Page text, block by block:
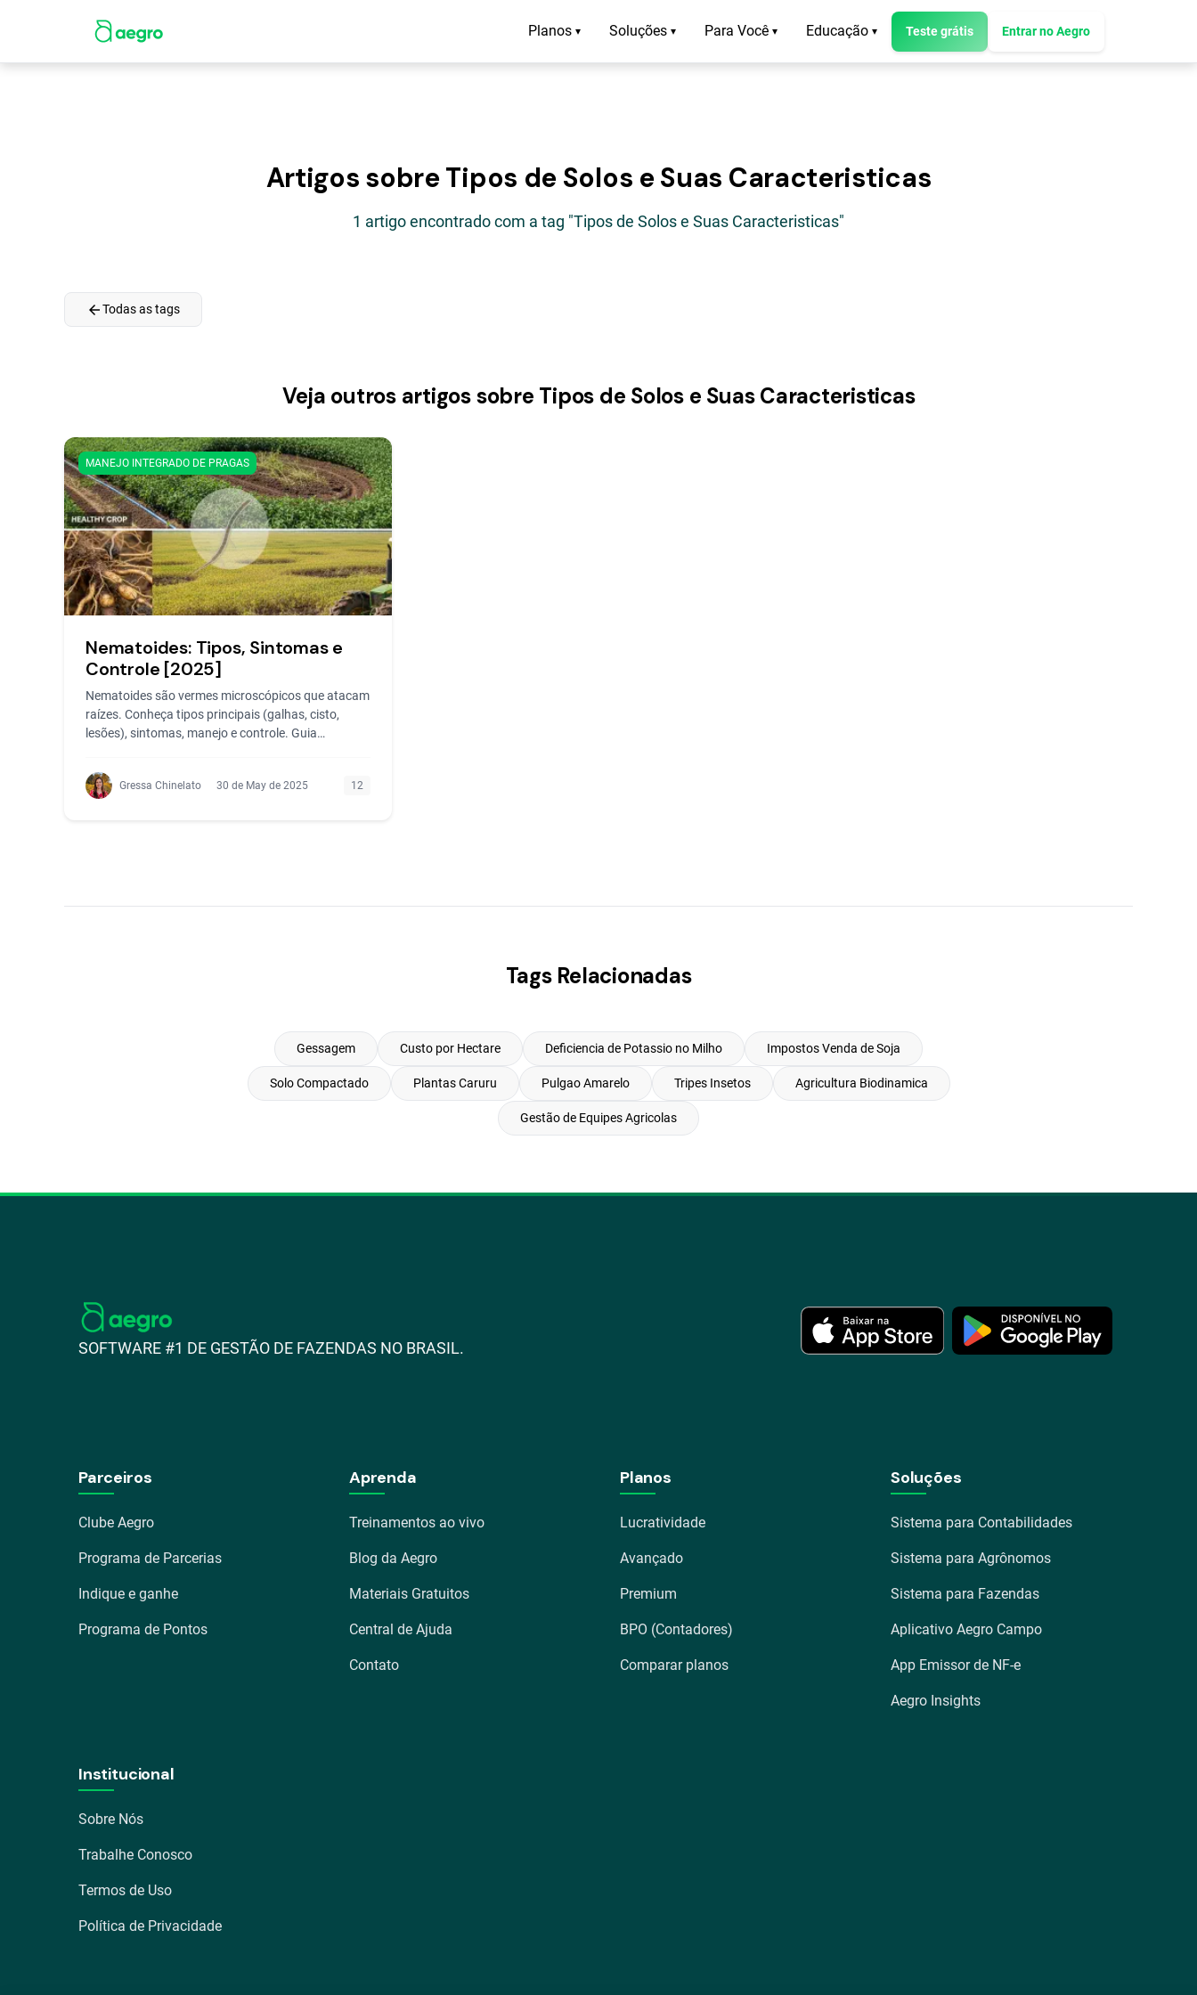
Planos ▾ Soluções ▾ Para Você ▾ Educação ▾ Teste grátis Entrar no Aegro
Artigos sobre Tipos de Solos e Suas Caracteristicas
1 artigo encontrado com a tag "Tipos de Solos e Suas Caracteristicas"
arrow_backTodas as tags
Veja outros artigos sobre Tipos de Solos e Suas Caracteristicas
MANEJO INTEGRADO DE PRAGAS
Nematoides: Tipos, Sintomas e
Controle [2025]
Nematoides são vermes microscópicos que atacam
raízes. Conheça tipos principais (galhas, cisto,
lesões), sintomas, manejo e controle. Guia
Gressa Chinelato 30 de May de 2025 12
Tags Relacionadas
Gessagem Custo por Hectare Deficiencia de Potassio no Milho Impostos Venda de Soja
Solo Compactado Plantas Caruru Pulgao Amarelo Tripes Insetos Agricultura Biodinamica
Gestão de Equipes Agricolas
SOFTWARE #1 DE GESTÃO DE FAZENDAS NO BRASIL.
Parceiros
Clube Aegro
Programa de Parcerias
Indique e ganhe
Programa de Pontos
Aprenda
Treinamentos ao vivo
Blog da Aegro
Materiais Gratuitos
Central de Ajuda
Contato
Planos
Lucratividade
Avançado
Premium
BPO (Contadores)
Comparar planos
Soluções
Sistema para Contabilidades
Sistema para Agrônomos
Sistema para Fazendas
Aplicativo Aegro Campo
App Emissor de NF-e
Aegro Insights
Institucional
Sobre Nós
Trabalhe Conosco
Termos de Uso
Política de Privacidade